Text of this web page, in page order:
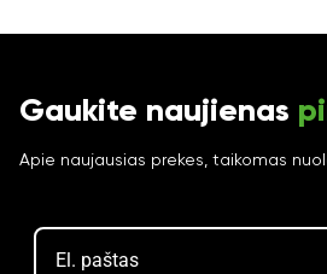
Gaukite naujienas
Apie naujausias prekes, taikomas